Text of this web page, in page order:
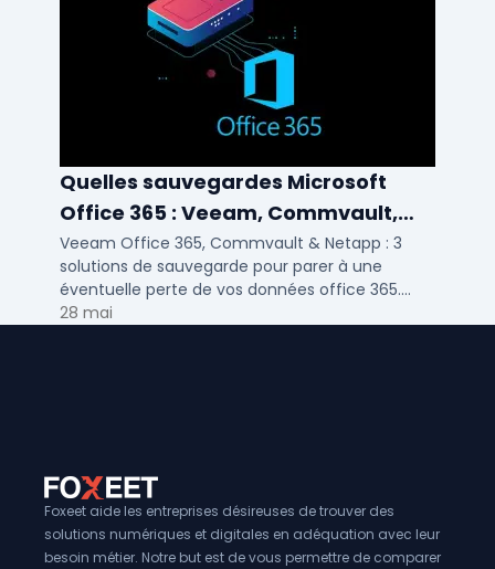
Quelles sauvegardes Microsoft
Office 365 : Veeam, Commvault,
Netapp
Veeam Office 365, Commvault & Netapp : 3
solutions de sauvegarde pour parer à une
éventuelle perte de vos données office 365.
Voici notre ...
28 mai
Foxeet aide les entreprises désireuses de trouver des
solutions numériques et digitales en adéquation avec leur
besoin métier. Notre but est de vous permettre de comparer